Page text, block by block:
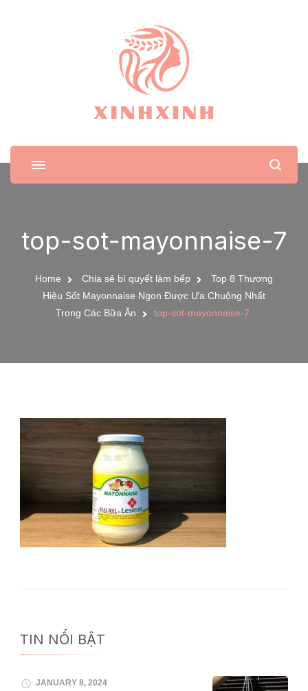
XinhXinh
Trang tin tức cho phái đẹp
top-sot-mayonnaise-7
Home Chia sẻ bí quyết làm bếp
Top 8 Thương
Hiệu Sốt Mayonnaise Ngon Được Ưa Chuộng Nhất
Trong Các Bữa Ăn
top-sot-mayonnaise-7
TIN NỔI BẬT
JANUARY 8, 2024